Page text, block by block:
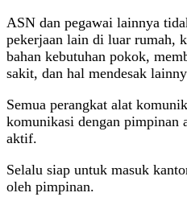
ASN dan pegawai lainnya
pekerjaan lain di luar rumah,
bahan kebutuhan pokok,
sakit, dan hal mendesak
Semua perangkat alat
komunikasi dengan pimpinan
aktif.
Selalu siap untuk masuk
oleh pimpinan.